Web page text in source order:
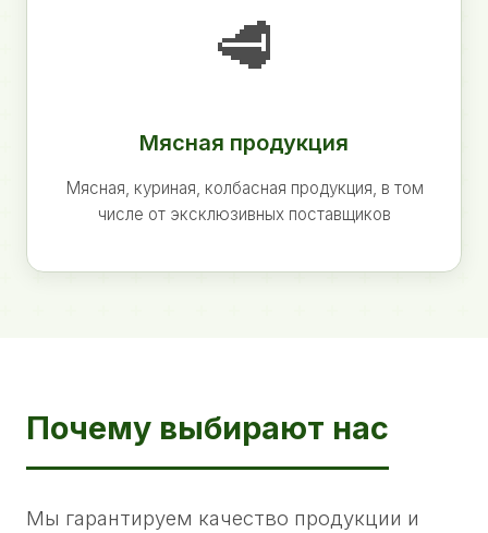
🥩
Мясная продукция
Мясная, куриная, колбасная продукция, в том
числе от эксклюзивных поставщиков
Почему выбирают нас
Мы гарантируем качество продукции и